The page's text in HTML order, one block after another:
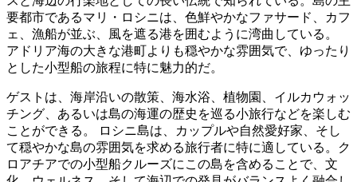
要都市であるマリ・ロシニは、色鮮やかなファサード、カフ
ェ、漁船が並ぶ、風を遮る港を囲むように湾曲している。
アドリア海の大きな港町よりも穏やかな雰囲気で、ゆったり
とした小型船の旅程に特に魅力的だ。
ゲストは、海岸沿いの散策、海水浴、植物園、イルカウォッ
チング、あるいは島の海運の歴史を巡る小旅行などを楽しむ
ことができる。 ロシニ島は、カップルや自然愛好家、そし
て穏やかな島の雰囲気を求める旅行者に特に適している。ク
ロアチアでの小型船クルーズにこの島を含めることで、文